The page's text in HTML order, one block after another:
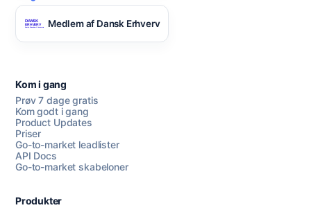
Medlem af Dansk Erhverv
Kom i gang
Prøv 7 dage gratis
Kom godt i gang
Product Updates
Priser
Go-to-market leadlister
API Docs
Go-to-market skabeloner
Produkter